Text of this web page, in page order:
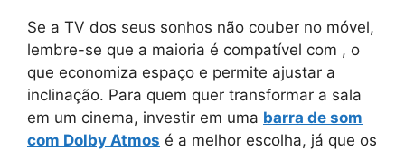
Se a TV dos seus sonhos não couber no móvel,
lembre-se que a maioria é compatível com , o
que economiza espaço e permite ajustar a
inclinação. Para quem quer transformar a sala
em um cinema, investir em uma barra de som
com Dolby Atmos é a melhor escolha, já que os